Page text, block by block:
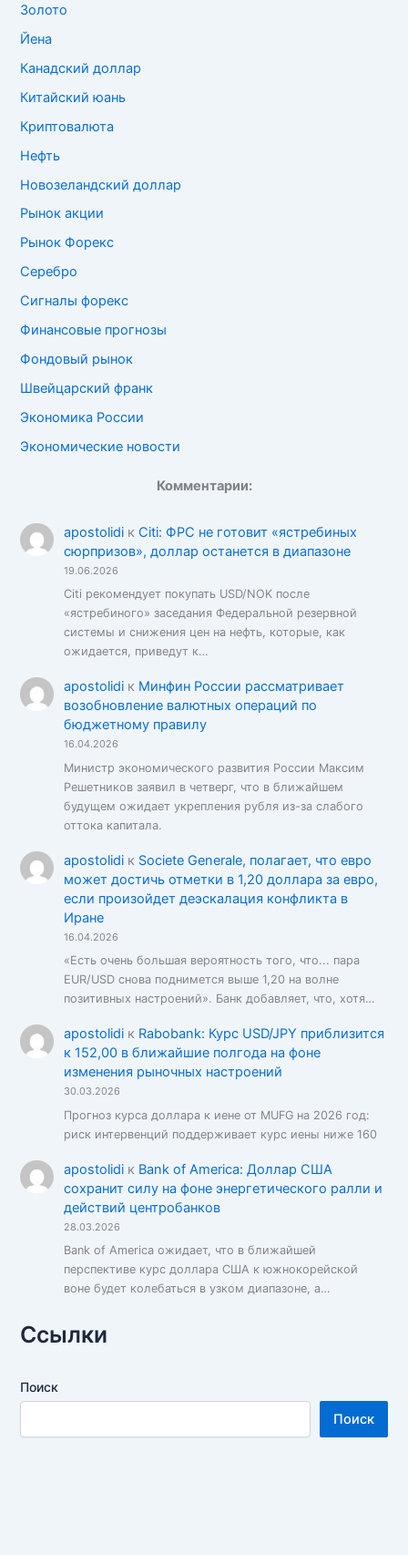
Золото
Йена
Канадский доллар
Китайский юань
Криптовалюта
Нефть
Новозеландский доллар
Рынок акции
Рынок Форекс
Серебро
Сигналы форекс
Финансовые прогнозы
Фондовый рынок
Швейцарский франк
Экономика России
Экономические новости
Комментарии:
apostolidiк Citi: ФРС не готовит «ястребиных
сюрпризов», доллар останется в диапазоне
19.06.2026
Citi рекомендует покупать USD/NOK после
«ястребиного» заседания Федеральной резервной
системы и снижения цен на нефть, которые, как
ожидается, приведут к…
apostolidiк Минфин России рассматривает
возобновление валютных операций по
бюджетному правилу
16.04.2026
Министр экономического развития России Максим
Решетников заявил в четверг, что в ближайшем
будущем ожидает укрепления рубля из-за слабого
оттока капитала.
apostolidiк Societe Generale, полагает, что евро
может достичь отметки в 1,20 доллара за евро,
если произойдет деэскалация конфликта в
Иране
16.04.2026
«Есть очень большая вероятность того, что... пара
EUR/USD снова поднимется выше 1,20 на волне
позитивных настроений». Банк добавляет, что, хотя…
apostolidiк Rabobank: Курс USD/JPY приблизится
к 152,00 в ближайшие полгода на фоне
изменения рыночных настроений
30.03.2026
Прогноз курса доллара к иене от MUFG на 2026 год:
риск интервенций поддерживает курс иены ниже 160
apostolidiк Bank of America: Доллар США
сохранит силу на фоне энергетического ралли и
действий центробанков
28.03.2026
Bank of America ожидает, что в ближайшей
перспективе курс доллара США к южнокорейской
воне будет колебаться в узком диапазоне, а…
Ссылки
Поиск
Поиск